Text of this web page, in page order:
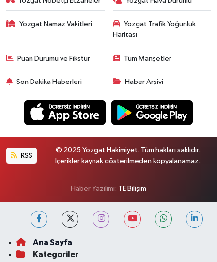
Yozgat Namaz Vakitleri
Yozgat Trafik Yoğunluk
Haritası
Puan Durumu ve Fikstür Tüm Manşetler
Son Dakika Haberleri Haber Arşivi
RSS
© 2025 Yozgat Hakimiyet. Tüm hakları saklıdır.
İçerikler kaynak gösterilmeden kopyalanamaz.
Haber Yazılımı: TE Bilişim
Ana Sayfa
Kategoriler